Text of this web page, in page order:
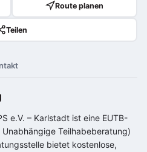
Route planen
Teilen
e.V. – Karlstadt ist eine EUTB-
Teilhabeberatung)
bietet kostenlose,